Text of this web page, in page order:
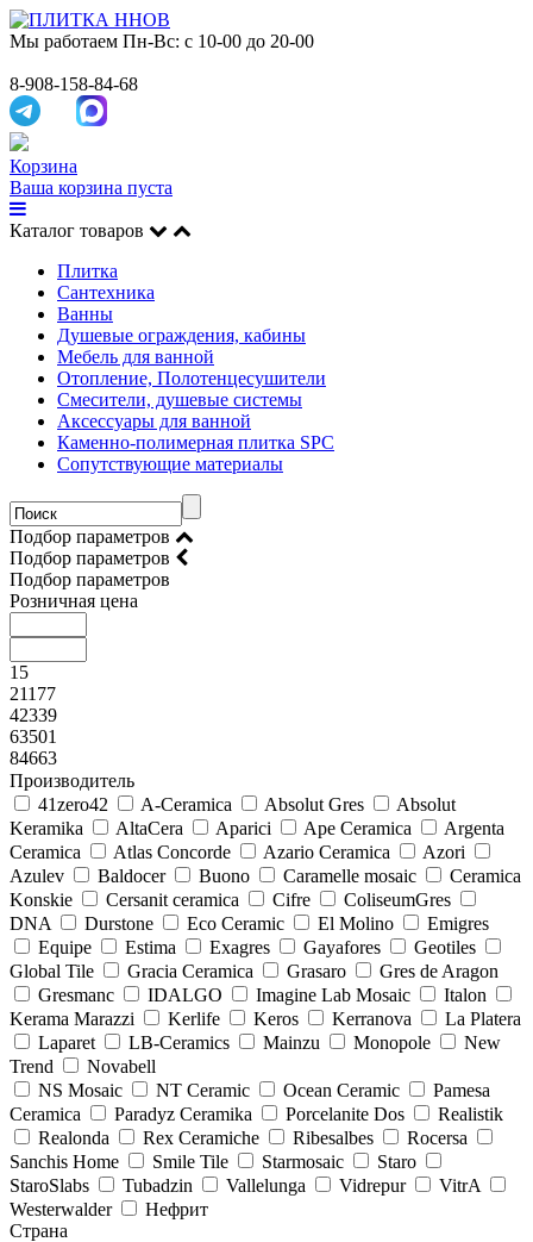
Мы работаем Пн-Вс: с 10-00 до 20-00
8-908-158-84-68
Корзина
Ваша корзина пуста
Каталог товаров
Плитка
Сантехника
Ванны
Душевые ограждения, кабины
Мебель для ванной
Отопление, Полотенцесушители
Смесители, душевые системы
Аксессуары для ванной
Каменно-полимерная плитка SPC
Сопутствующие материалы
Подбор параметров
Подбор параметров
Подбор параметров
Розничная цена
15
21177
42339
63501
84663
Производитель
41zero42
A-Ceramica Absolut Gres
Absolut
Keramika
AltaCera Aparici Ape Ceramica
Argenta
Ceramica
Atlas Concorde Azario Ceramica
Azori
Azulev
Baldocer Buono Caramelle mosaic
Ceramica
Konskie
Cersanit ceramica Cifre
ColiseumGres
DNA
Durstone Eco Ceramic El Molino
Emigres
Equipe
Estima Exagres Gayafores
Geotiles
Global Tile
Gracia Ceramica Grasaro
Gres de Aragon
Gresmanc
IDALGO Imagine Lab Mosaic
Italon
Kerama Marazzi
Kerlife Keros Kerranova
La Platera
Laparet
LB-Ceramics Mainzu Monopole
New
Trend
Novabell
NS Mosaic
NT Ceramic Ocean Ceramic
Pamesa
Ceramica
Paradyz Сeramika Porcelanite Dos
Realistik
Realonda
Rex Ceramiche Ribesalbes
Rocersa
Sanchis Home
Smile Tile Starmosaic
Staro
StaroSlabs
Tubadzin Vallelunga Vidrepur
VitrA
Westerwalder
Нефрит
Страна